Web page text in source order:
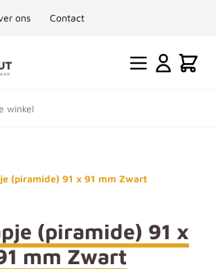
ons Contact
Cart
winkel
(piramide) 91 x 91 mm Zwart
(piramide) 91 x
mm Zwart